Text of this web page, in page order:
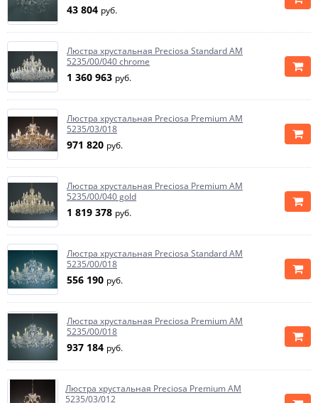
43 804 руб.
Люстра хрустальная Preciosa Standard AM
5235/00/040 chrome
1 360 963 руб.
Люстра хрустальная Preciosa Premium AM
5235/03/018
971 820 руб.
Люстра хрустальная Preciosa Premium AM
5235/00/040 gold
1 819 378 руб.
Люстра хрустальная Preciosa Standard AM
5235/00/018
556 190 руб.
Люстра хрустальная Preciosa Premium AM
5235/00/018
937 184 руб.
Люстра хрустальная Preciosa Premium AM
5235/03/012